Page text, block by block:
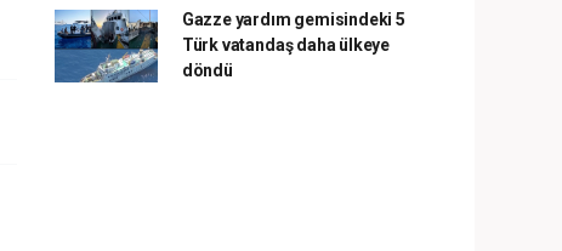
Gazze yardım gemisindeki 5
Türk vatandaş daha ülkeye
döndü